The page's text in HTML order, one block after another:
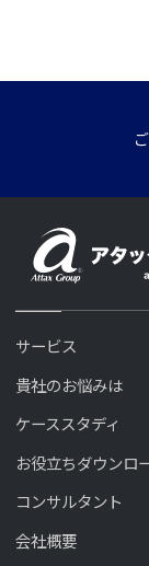
サービス
貴社のお悩みは
ケーススタディ
お役立ちダウンロ
コンサルタント
会社概要